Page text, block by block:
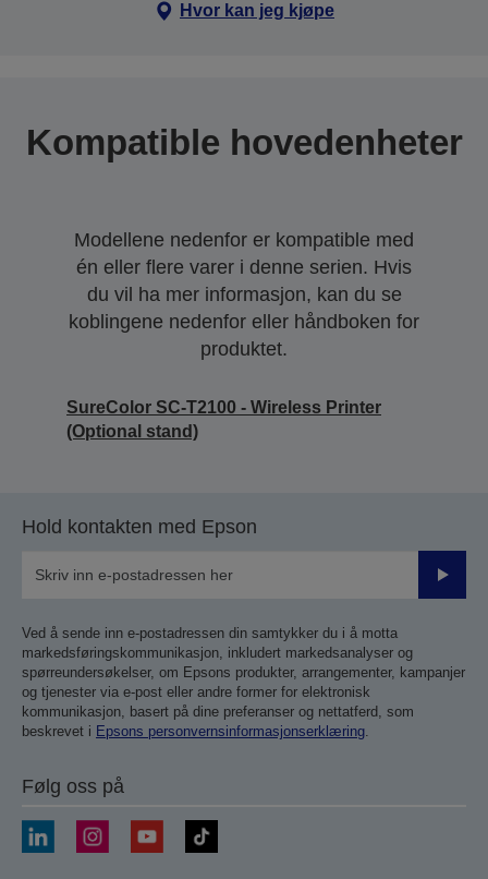
Hvor kan jeg kjøpe
Kompatible hovedenheter
Modellene nedenfor er kompatible med
én eller flere varer i denne serien. Hvis
du vil ha mer informasjon, kan du se
koblingene nedenfor eller håndboken for
produktet.
SureColor SC-T2100 - Wireless Printer
(Optional stand)
Hold kontakten med Epson
Send
Ved å sende inn e-postadressen din samtykker du i å motta
markedsføringskommunikasjon, inkludert markedsanalyser og
spørreundersøkelser, om Epsons produkter, arrangementer, kampanjer
og tjenester via e-post eller andre former for elektronisk
kommunikasjon, basert på dine preferanser og nettatferd, som
beskrevet i Epsons personvernsinformasjonserklæring.
Følg oss på